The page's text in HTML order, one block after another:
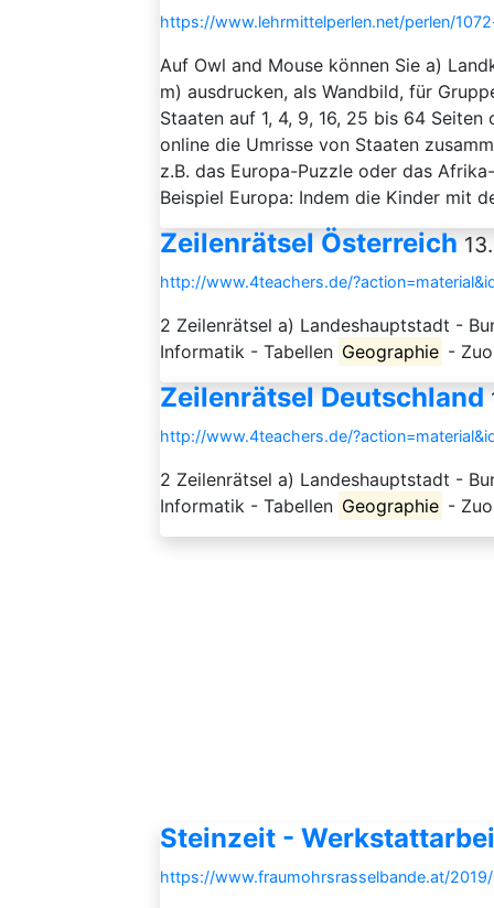
https://www.lehrmittelperlen.net/perlen/
Auf Owl and Mouse können Sie a)
m) ausdrucken, als Wandbild, für
Staaten auf 1, 4, 9, 16, 25 bis 64
online die Umrisse von Staaten
z.B. das Europa-Puzzle oder das
Beispiel Europa: Indem die Kinder mit
Zeilenrätsel Österreich
http://www.4teachers.de/
2 Zeilenrätsel a) Landeshauptstadt -
Informatik - Tabellen Geographie -
Zeilenrätsel Deutschland
http://www.4teachers.de/
2 Zeilenrätsel a) Landeshauptstadt -
Informatik - Tabellen Geographie -
Steinzeit -
https://www.fraumohrsrasselbande.at/